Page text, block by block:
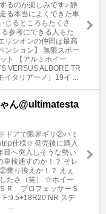
るのが楽しみです♪ 静
る本当によくできた車
じるところもたくさ
参考にできる人もた
リシオンの仲間は最高
ンション】 無限スポー
ト 【アルミホイー
VERSUS ALBORE TR
イタリアーノ）19イ ...
ん@ultimatesta
ドアで限界ギリ②ハミ
仕様✩ 発売後に購入
目へ突入しそうな勢い
車検通すのか！？ そレ
乗り換えか！？ えぇ
たさ（笑） ☆ホイー
プロフェッサーＳ
NR ステ
...